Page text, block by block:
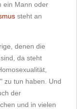
ein Mann oder
steht an
denen die
da steht
zu tun haben. Und
der
und in vielen